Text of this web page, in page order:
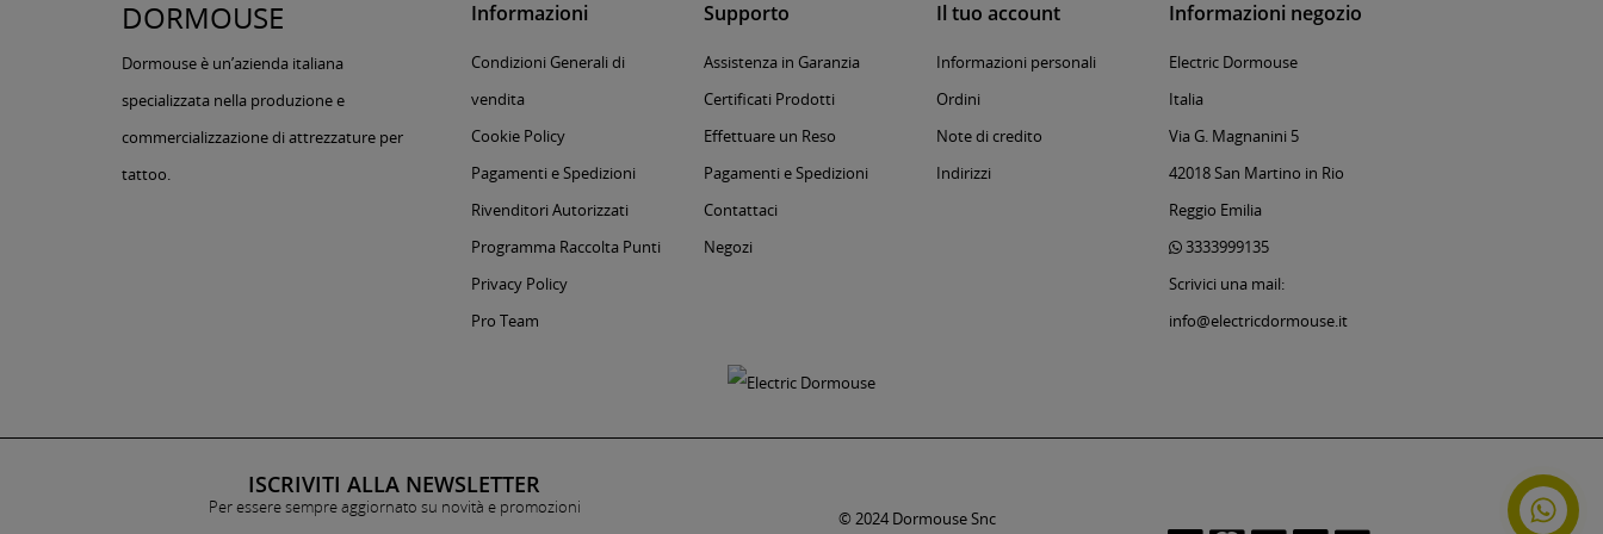
DORMOUSE
Dormouse è un’azienda italiana
specializzata nella produzione e
commercializzazione di attrezzature per
tattoo.
Informazioni
Condizioni Generali di
vendita
Cookie Policy
Pagamenti e Spedizioni
Rivenditori Autorizzati
Programma Raccolta Punti
Privacy Policy
Pro Team
Supporto
Assistenza in Garanzia
Certificati Prodotti
Effettuare un Reso
Pagamenti e Spedizioni
Contattaci
Negozi
Il tuo account
Informazioni personali
Ordini
Note di credito
Indirizzi
Informazioni negozio
Electric Dormouse
Italia
Via G. Magnanini 5
42018 San Martino in Rio
Reggio Emilia
3333999135
Scrivici una mail:
info@electricdormouse.it
ISCRIVITI ALLA NEWSLETTER
Per essere sempre aggiornato su novità e promozioni
© 2024 Dormouse Snc